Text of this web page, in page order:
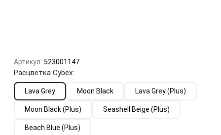
Артикул: 523001147
Расцветка Cybex:
Lava Grey Moon Black Lava Grey (Plus)
Moon Black (Plus) Seashell Beige (Plus)
Beach Blue (Plus)